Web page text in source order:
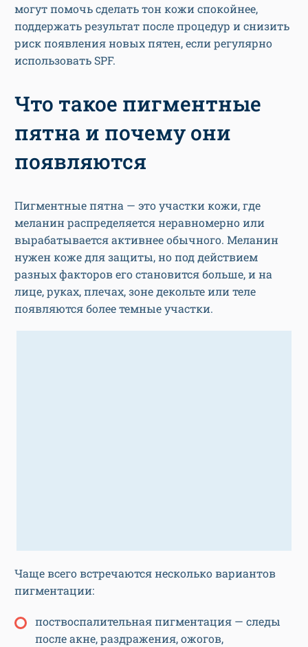
могут помочь сделать тон кожи спокойнее,
поддержать результат после процедур и снизить
риск появления новых пятен, если регулярно
использовать SPF.
Что такое пигментные
пятна и почему они
появляются
Пигментные пятна — это участки кожи, где
меланин распределяется неравномерно или
вырабатывается активнее обычного. Меланин
нужен коже для защиты, но под действием
разных факторов его становится больше, и на
лице, руках, плечах, зоне декольте или теле
появляются более темные участки.
Чаще всего встречаются несколько вариантов
пигментации:
поствоспалительная пигментация — следы
после акне, раздражения, ожогов,